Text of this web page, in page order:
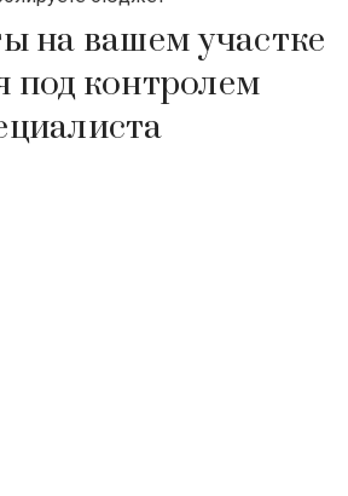
на вашем участке
под контролем